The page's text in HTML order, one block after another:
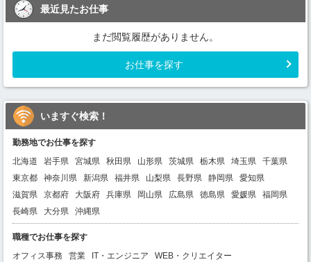
最近見たお仕事
まだ閲覧履歴がありません。
お仕事を探す
いますぐ検索！
勤務地でお仕事を探す
北海道
岩手県 宮城県 秋田県 山形県 茨城県 栃木県 埼玉県
千葉県
東京都
神奈川県 新潟県 福井県 山梨県 長野県 静岡県
愛知県
滋賀県
京都府 大阪府 兵庫県 岡山県 広島県 徳島県 愛媛県
福岡県
長崎県
大分県 沖縄県
職種でお仕事を探す
オフィス事務
営業 IT・エンジニア
WEB・クリエイター